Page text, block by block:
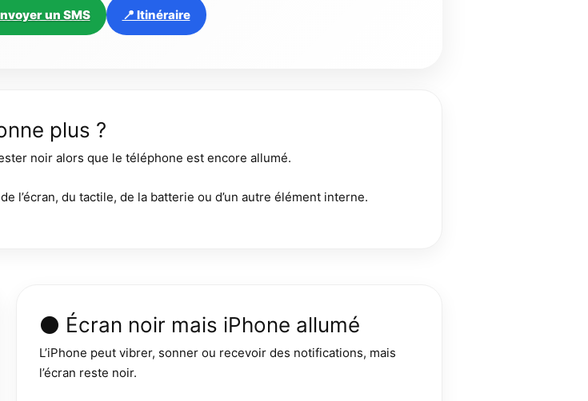
un SMS 📍 Itinéraire
plus ?
noir alors que le téléphone est encore allumé.
l’écran, du tactile, de la batterie ou d’un autre élément interne.
⚫ Écran noir mais iPhone allumé
L’iPhone peut vibrer, sonner ou recevoir des notifications, mais
l’écran reste noir.